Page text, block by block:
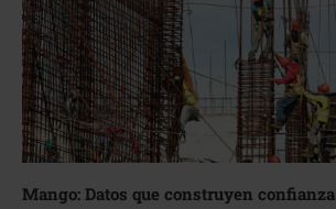
Mango: Datos que construyen confianza